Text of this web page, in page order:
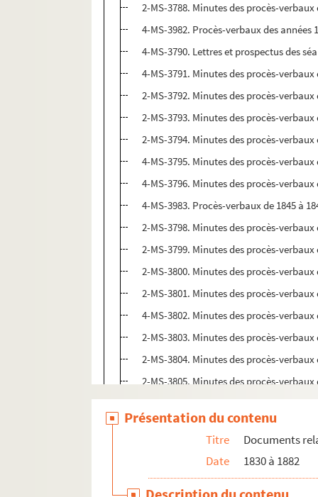
2-MS-3788. Minutes des procès-
4-MS-3982. Procès-verbaux des années
4-MS-3790. Lettres et prospectus des
4-MS-3791. Minutes des procès-
2-MS-3792. Minutes des procès-verbaux
2-MS-3793. Minutes des procès-verbaux
2-MS-3794. Minutes des procès-verbaux
4-MS-3795. Minutes des procès-verbaux
4-MS-3796. Minutes des procès-verbaux
4-MS-3983. Procès-verbaux de 1845 à
2-MS-3798. Minutes des procès-verbaux
2-MS-3799. Minutes des procès-verbaux
2-MS-3800. Minutes des procès-verbaux
2-MS-3801. Minutes des procès-verbaux
4-MS-3802. Minutes des procès-verbaux
2-MS-3803. Minutes des procès-verbaux
2-MS-3804. Minutes des procès-verbaux
2-MS-3805. Minutes des procès-verbaux
2-MS-3806. Minutes des procès-verbaux
2-MS-3807. Minutes des procès-verbaux
2-MS-3808. Minutes des procès-verbaux
2-MS-3809. Minutes des procès-
2-MS-3810. Minutes des procès-
Présentation du contenu
Titre
Documents
Date
1830 à 1882